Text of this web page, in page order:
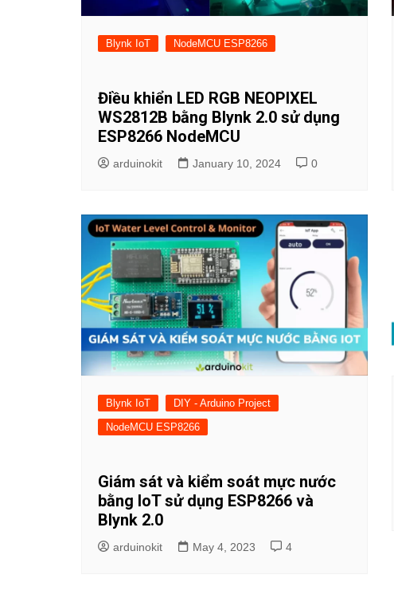
Blynk IoT NodeMCU ESP8266
Điều khiển LED RGB NEOPIXEL
WS2812B bằng Blynk 2.0 sử dụng
ESP8266 NodeMCU
arduinokit January 10, 2024 0
Blynk IoT
DIY - Arduino Project
NodeMCU ESP8266
Giám sát và kiểm soát mực nước
bằng IoT sử dụng ESP8266 và
Blynk 2.0
arduinokit May 4, 2023 4